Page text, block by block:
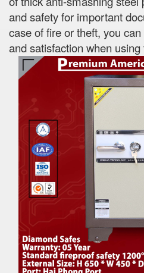
and safety for important
case of fire or theft, you
and satisfaction when